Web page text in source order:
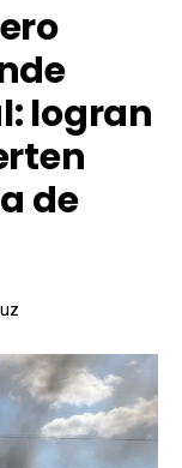
logran
de